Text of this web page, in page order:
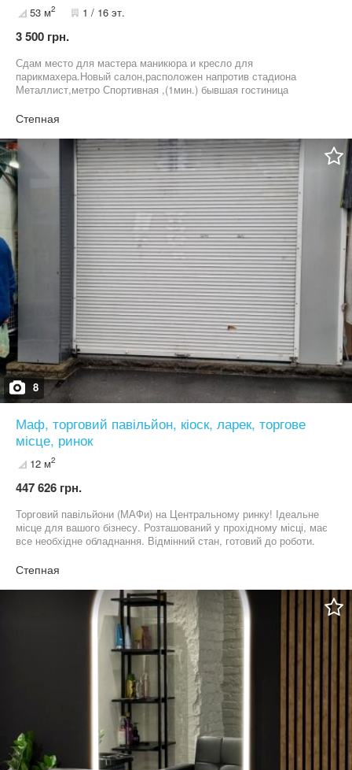
53 м2 1 / 16 эт.
3 500 грн.
Сдам место для мастера маникюра и кресло для
парикмахера.Новый салон,расположен напротив стадиона
Металлист,метро Спортивная ,(1мин.) бывшая гостиница
ремонт,мебель,сигнализация,кондиционер,
месяц маникюр и 4000гр- парикмахер. Коммунальные
услуги,входят в стоимость аренды.
Степная
8
Маф, торговий павільйон, кіоск, ларек, торгове
місце, ринок
12 м2
447 626 грн.
Торговий павільйони (МАФи) на Центральному ринку! Ідеальне
місце для вашого бізнесу. Розташований у прохідному місці, має
все необхідне обладнання. Відмінний стан, готовий до роботи.
Степная